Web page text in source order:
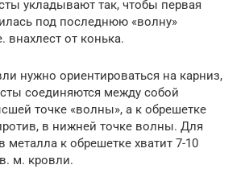
укладывают так, чтобы первая
под последнюю «волну»
внахлест от конька.
нужно ориентироваться на карниз,
соединяются между собой
точке «волны», а к обрешетке
в нижней точке волны. Для
металла к обрешетке хватит 7-10
м. кровли.